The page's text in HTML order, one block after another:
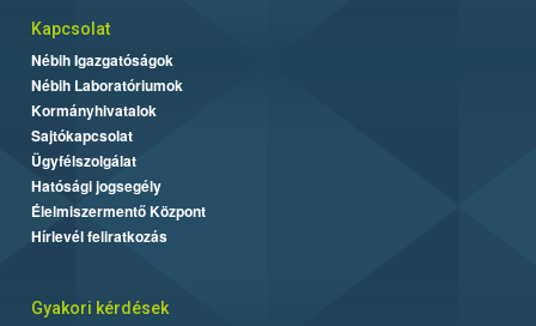
Kapcsolat
Nébih Igazgatóságok
Nébih Laboratóriumok
Kormányhivatalok
Sajtókapcsolat
Ügyfélszolgálat
Hatósági jogsegély
Élelmiszermentő Központ
Hírlevél feliratkozás
Gyakori kérdések